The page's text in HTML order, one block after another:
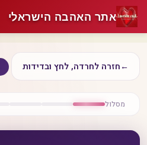
←חזרה לחרדה, לחץ ובדידות
מסלול
אתר האהבה הישראלי